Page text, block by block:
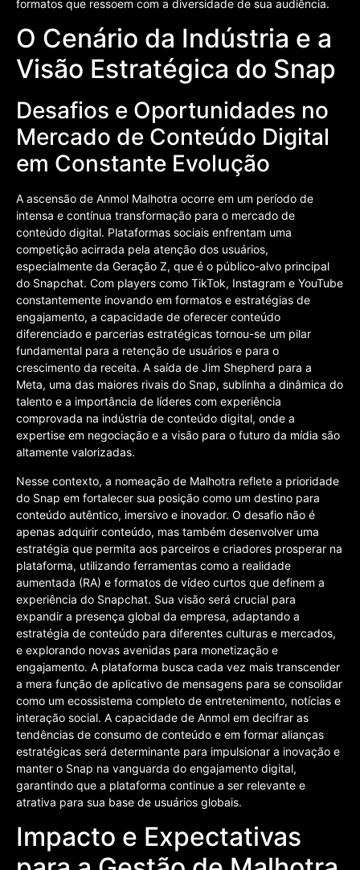
formatos que ressoem com a diversidade de sua audiência.
O Cenário da Indústria e a
Visão Estratégica do Snap
Desafios e Oportunidades no
Mercado de Conteúdo Digital
em Constante Evolução
A ascensão de Anmol Malhotra ocorre em um período de
intensa e contínua transformação para o mercado de
conteúdo digital. Plataformas sociais enfrentam uma
competição acirrada pela atenção dos usuários,
especialmente da Geração Z, que é o público-alvo principal
do Snapchat. Com players como TikTok, Instagram e YouTube
constantemente inovando em formatos e estratégias de
engajamento, a capacidade de oferecer conteúdo
diferenciado e parcerias estratégicas tornou-se um pilar
fundamental para a retenção de usuários e para o
crescimento da receita. A saída de Jim Shepherd para a
Meta, uma das maiores rivais do Snap, sublinha a dinâmica do
talento e a importância de líderes com experiência
comprovada na indústria de conteúdo digital, onde a
expertise em negociação e a visão para o futuro da mídia são
altamente valorizadas.
Nesse contexto, a nomeação de Malhotra reflete a prioridade
do Snap em fortalecer sua posição como um destino para
conteúdo autêntico, imersivo e inovador. O desafio não é
apenas adquirir conteúdo, mas também desenvolver uma
estratégia que permita aos parceiros e criadores prosperar na
plataforma, utilizando ferramentas como a realidade
aumentada (RA) e formatos de vídeo curtos que definem a
experiência do Snapchat. Sua visão será crucial para
expandir a presença global da empresa, adaptando a
estratégia de conteúdo para diferentes culturas e mercados,
e explorando novas avenidas para monetização e
engajamento. A plataforma busca cada vez mais transcender
a mera função de aplicativo de mensagens para se consolidar
como um ecossistema completo de entretenimento, notícias e
interação social. A capacidade de Anmol em decifrar as
tendências de consumo de conteúdo e em formar alianças
estratégicas será determinante para impulsionar a inovação e
manter o Snap na vanguarda do engajamento digital,
garantindo que a plataforma continue a ser relevante e
atrativa para sua base de usuários globais.
Impacto e Expectativas